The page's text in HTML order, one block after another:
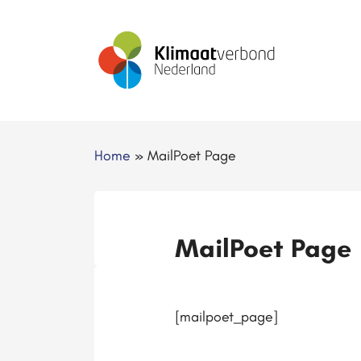
Home » MailPoet Page
MailPoet Page
[mailpoet_page]